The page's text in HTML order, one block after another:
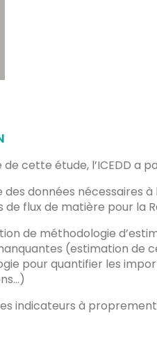
cette étude, l’ICEDD a
des données nécessaires
de flux de matière pour la
de méthodologie
(estimation de
pour quantifier les
indicateurs à